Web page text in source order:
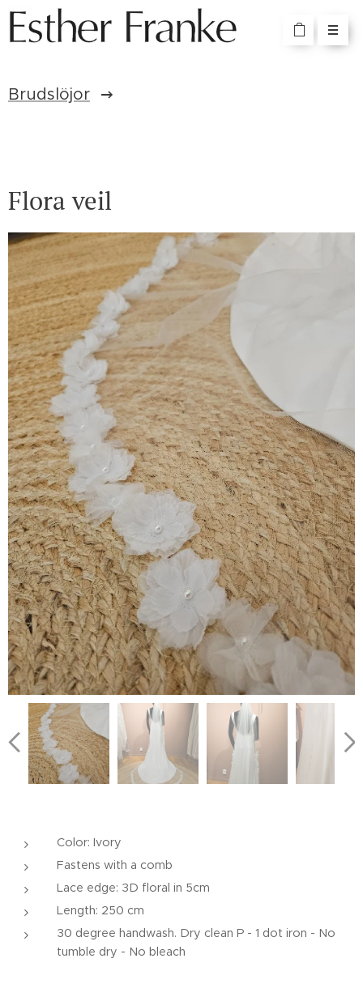
Brudslöjor
Flora veil
Color: Ivory
Fastens with a comb
Lace edge: 3D floral in 5cm
Length: 250 cm
30 degree handwash. Dry clean P - 1 dot iron - No
tumble dry - No bleach